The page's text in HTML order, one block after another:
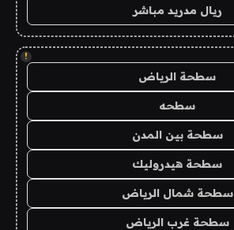
ريال مدريد مباشر
!
سطحة الرياض
سطحه
سطحة بين المدن
سطحة هيدروليك
سطحة شمال الرياض
سطحة غرب الرياض